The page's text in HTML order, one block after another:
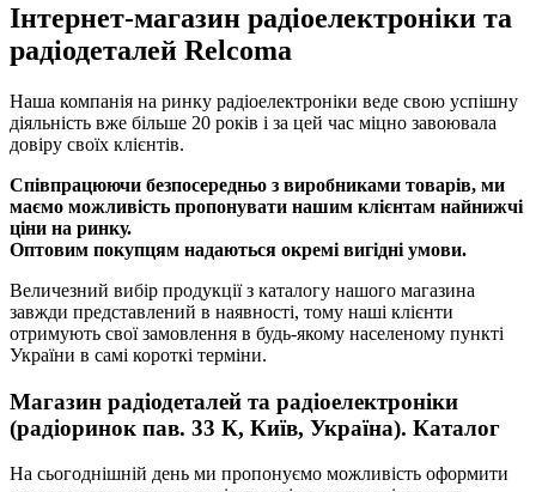
Інтернет-магазин радіоелектроніки та
радіодеталей Relcoma
Наша компанія на ринку радіоелектроніки веде свою успішну
діяльність вже більше 20 років і за цей час міцно завоювала
довіру своїх клієнтів.
Співпрацюючи безпосередньо з виробниками товарів, ми
маємо можливість пропонувати нашим клієнтам найнижчі
ціни на ринку.
Оптовим покупцям надаються окремі вигідні умови.
Величезний вибір продукції з каталогу нашого магазина
завжди представлений в наявності, тому наші клієнти
отримують свої замовлення в будь-якому населеному пункті
України в самі короткі терміни.
Магазин радіодеталей та радіоелектроніки
(радіоринок пав. 33 К, Київ, Україна). Каталог
На сьогоднішній день ми пропонуємо можливість оформити